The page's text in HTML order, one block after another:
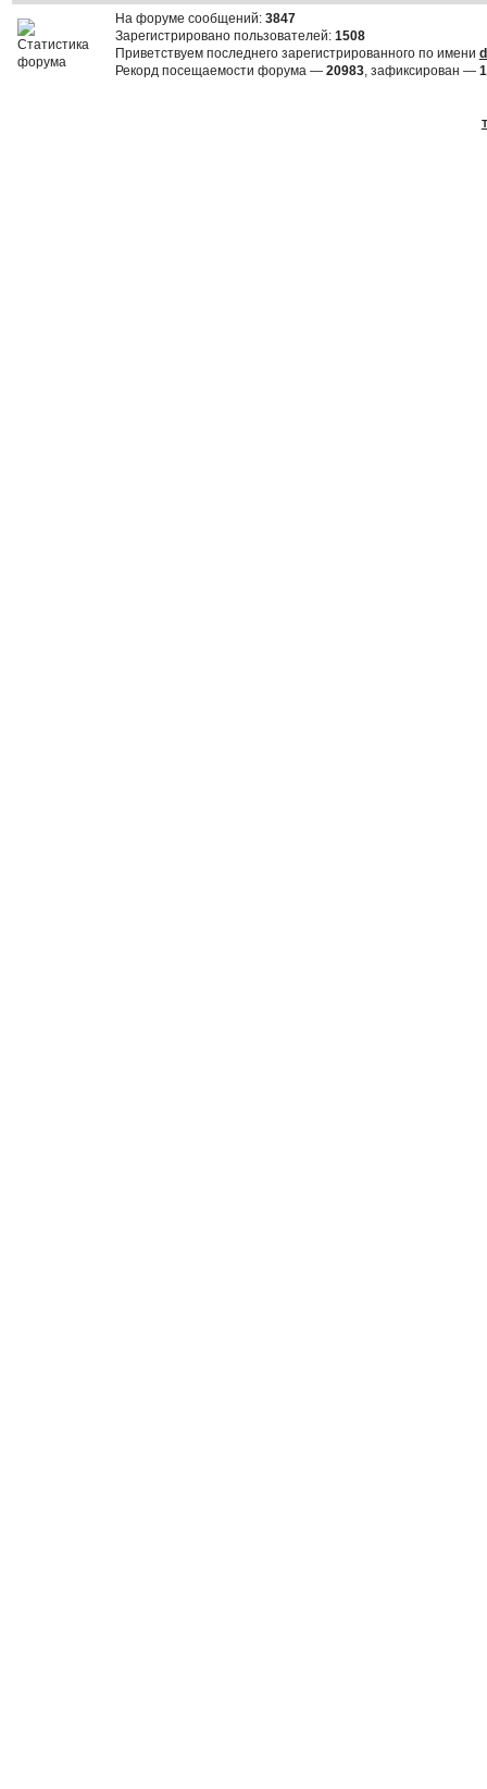
На форуме сообщений: 3847
Зарегистрировано пользователей: 1508
Приветствуем последнего зарегистрированного по имени
Рекорд посещаемости форума — 20983, зафиксирован —